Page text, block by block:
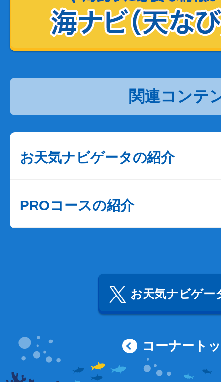
関連コンテ
お天気ナビゲータの紹介
PROコースの紹介
お天気ナビゲー
コーナート